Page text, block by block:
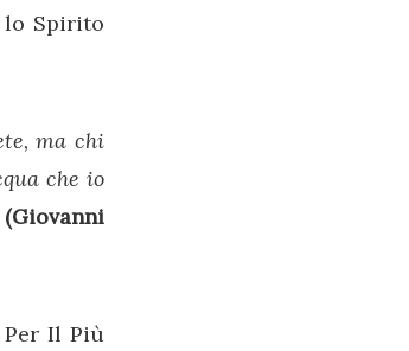
lo Spirito
ma chi
che io
(Giovanni
Per Il Più